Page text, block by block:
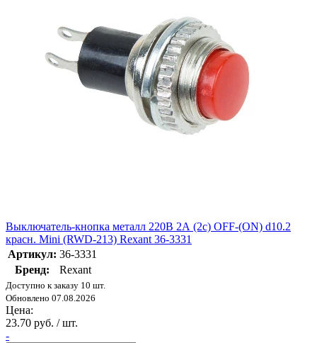
Выключатель-кнопка металл 220В 2А (2с) OFF-(ON) d10.2
красн. Mini (RWD-213) Rexant 36-3331
Артикул: 36-3331
Бренд:
Rexant
Доступно к заказу 10 шт.
Обновлено 07.08.2026
Цена:
23.70 руб. / шт.
-